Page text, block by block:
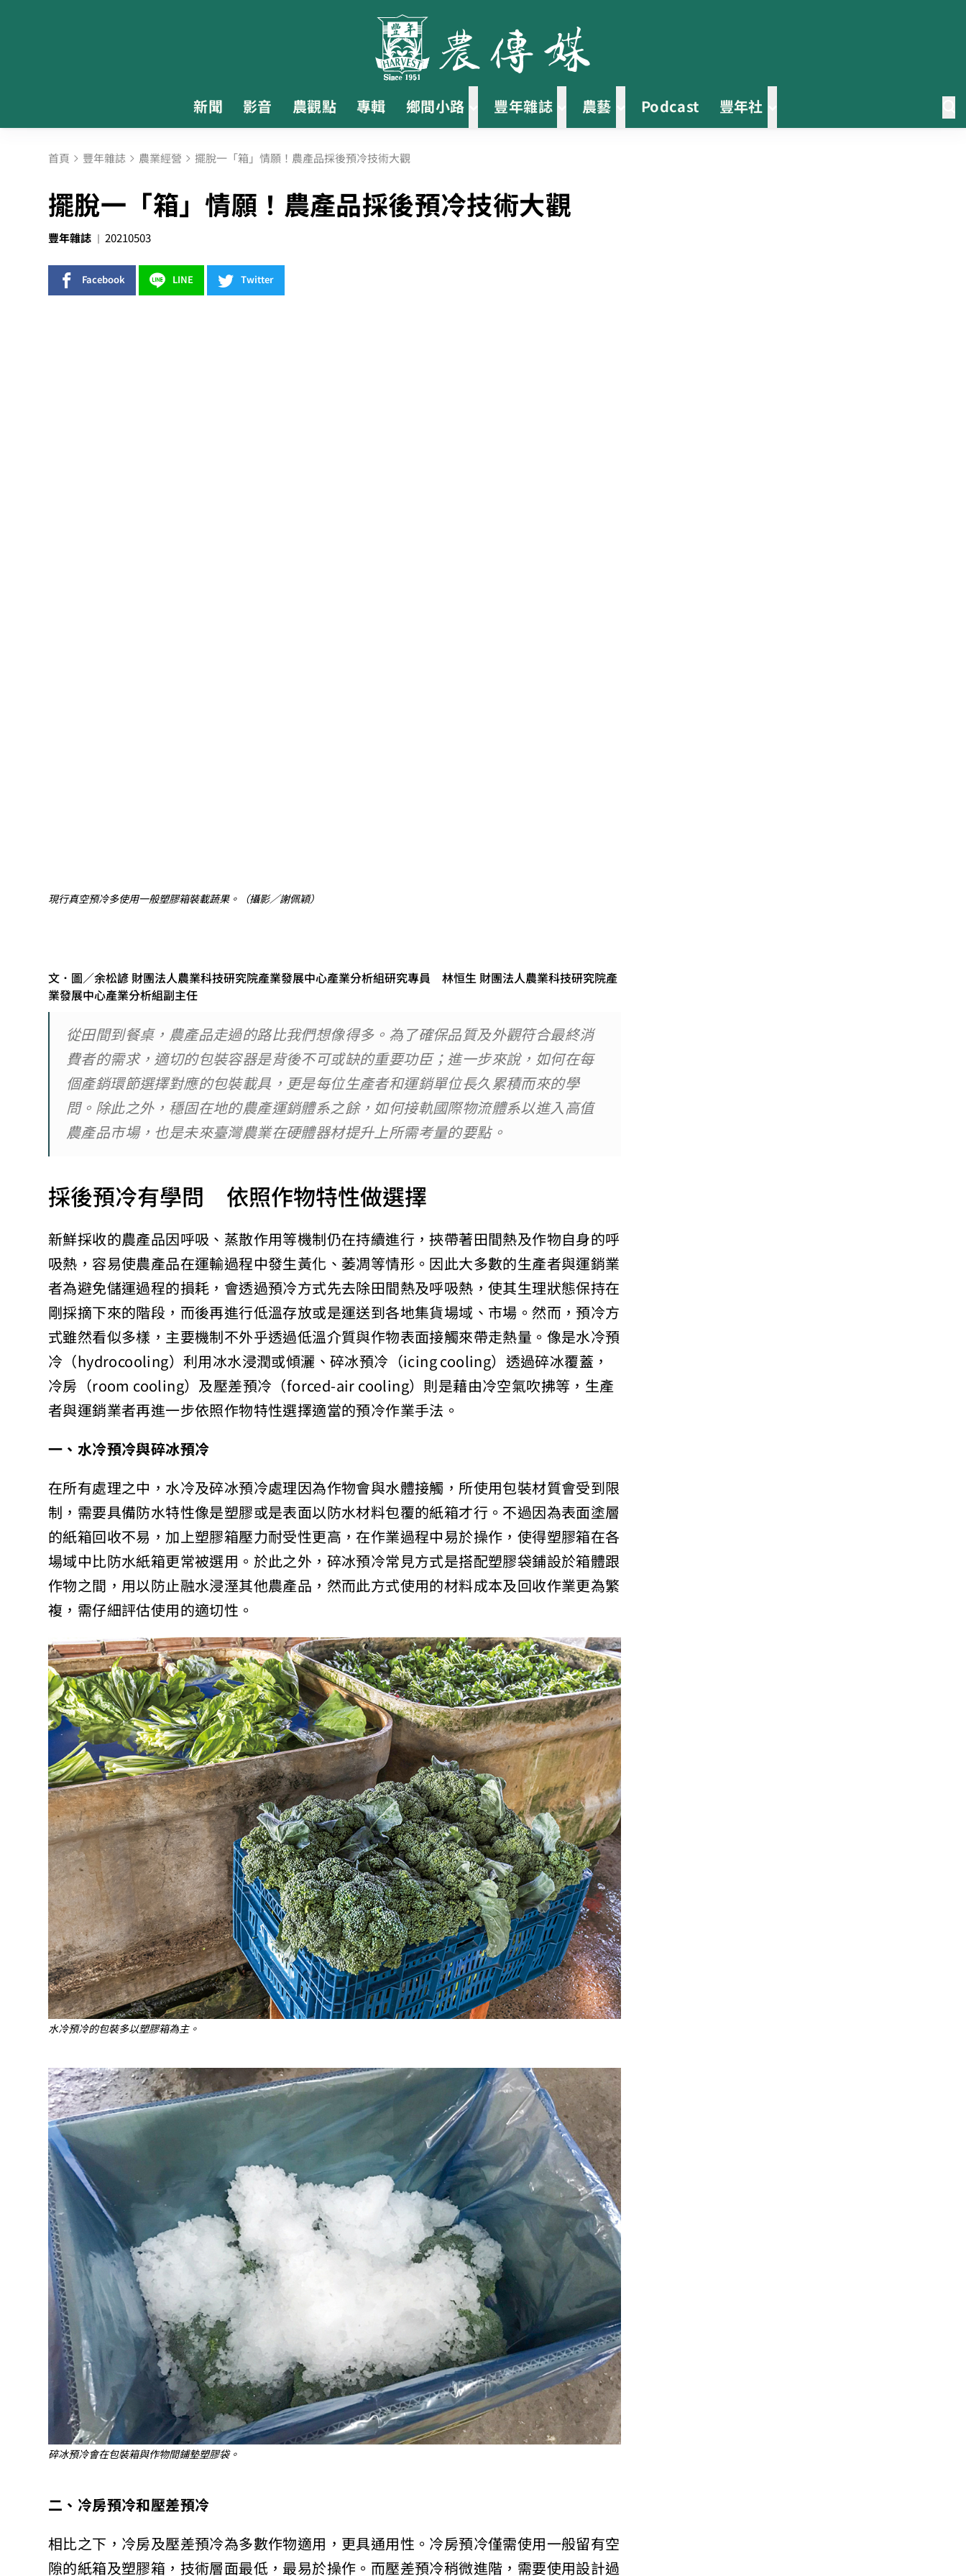
新聞 影音 農觀點 專輯 鄉間小路 豐年雜誌 農藝 Podcast 豐年社
首頁 豐年雜誌 農業經營 擺脫一「箱」情願！農產品採後預冷技術大觀
擺脫一「箱」情願！農產品採後預冷技術大觀
豐年雜誌 20210503
Facebook LINE Twitter
現行真空預冷多使用一般塑膠箱裝載蔬果。（攝影／謝佩穎）
文．圖／余松諺 財團法人農業科技研究院產業發展中心產業分析組研究專員 林恒生 財團法人農業科技研究院產
業發展中心產業分析組副主任
從田間到餐桌，農產品走過的路比我們想像得多。為了確保品質及外觀符合最終消
費者的需求，適切的包裝容器是背後不可或缺的重要功臣；進一步來說，如何在每
個產銷環節選擇對應的包裝載具，更是每位生產者和運銷單位長久累積而來的學
問。除此之外，穩固在地的農產運銷體系之餘，如何接軌國際物流體系以進入高值
農產品市場，也是未來臺灣農業在硬體器材提升上所需考量的要點。
採後預冷有學問 依照作物特性做選擇
新鮮採收的農產品因呼吸、蒸散作用等機制仍在持續進行，挾帶著田間熱及作物自身的呼
吸熱，容易使農產品在運輸過程中發生黃化、萎凋等情形。因此大多數的生產者與運銷業
者為避免儲運過程的損耗，會透過預冷方式先去除田間熱及呼吸熱，使其生理狀態保持在
剛採摘下來的階段，而後再進行低溫存放或是運送到各地集貨場域、市場。然而，預冷方
式雖然看似多樣，主要機制不外乎透過低溫介質與作物表面接觸來帶走熱量。像是水冷預
冷（hydrocooling）利用冰水浸潤或傾灑、碎冰預冷（icing cooling）透過碎冰覆蓋，
冷房（room cooling）及壓差預冷（forced-air cooling）則是藉由冷空氣吹拂等，生產
者與運銷業者再進一步依照作物特性選擇適當的預冷作業手法。
一、水冷預冷與碎冰預冷
在所有處理之中，水冷及碎冰預冷處理因為作物會與水體接觸，所使用包裝材質會受到限
制，需要具備防水特性像是塑膠或是表面以防水材料包覆的紙箱才行。不過因為表面塗層
的紙箱回收不易，加上塑膠箱壓力耐受性更高，在作業過程中易於操作，使得塑膠箱在各
場域中比防水紙箱更常被選用。於此之外，碎冰預冷常見方式是搭配塑膠袋鋪設於箱體跟
作物之間，用以防止融水浸溼其他農產品，然而此方式使用的材料成本及回收作業更為繁
複，需仔細評估使用的適切性。
水冷預冷的包裝多以塑膠箱為主。
碎冰預冷會在包裝箱與作物間鋪墊塑膠袋。
二、冷房預冷和壓差預冷
相比之下，冷房及壓差預冷為多數作物適用，更具通用性。冷房預冷僅需使用一般留有空